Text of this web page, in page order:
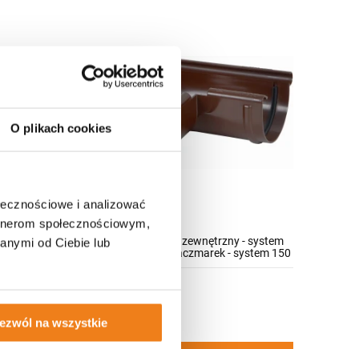
O plikach cookies
i analizować
społecznościowym,
od Ciebie lub
na wszystkie
system
150
Plastikowy narożnik zewnętrzny - system
rynnowy Karolina Kaczmarek - system 150
35,00 zł